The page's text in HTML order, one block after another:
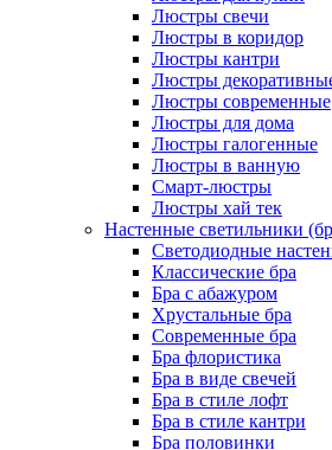
Люстры свечи
Люстры в коридор
Люстры кантри
Люстры
Люстры современные
Люстры для дома
Люстры галогенные
Люстры в ванную
Смарт-люстры
Люстры хай тек
Настенные светильники
Светодиодные
Классические бра
Бра с абажуром
Хрустальные бра
Современные бра
Бра флористика
Бра в виде свечей
Бра в стиле лофт
Бра в стиле кантри
Бра половинки